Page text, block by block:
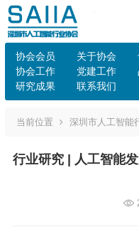
协会会员 关于协会
协会工作
党建工作
研究成果
联系我们
当前位置 深圳市人工智能
行业研究 | 人工智能